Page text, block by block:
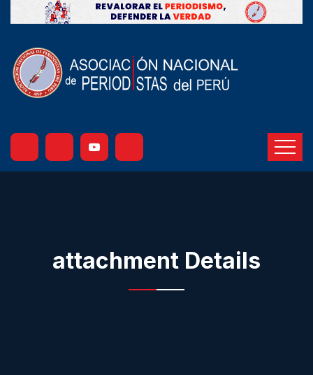
attachment Details